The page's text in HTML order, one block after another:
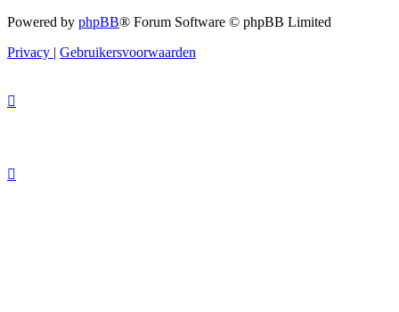
Powered by phpBB® Forum Software © phpBB Limited
Privacy | Gebruikersvoorwaarden